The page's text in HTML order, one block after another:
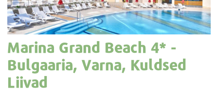
Marina Grand Beach 4* -
Bulgaaria, Varna, Kuldsed
Liivad